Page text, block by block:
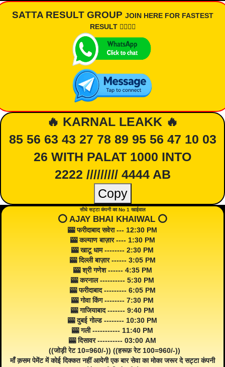
SATTA RESULT GROUP JOIN HERE FOR FASTEST
RESULT 👇🏾👇🏾
🔥 KARNAL LEAKK 🔥
85 56 63 43 27 78 89 95 56 47 10 03
26 WITH PALAT 1000 INTO
2222 ///////// 4444 AB
Copy
सीधे सट्टा कंपनी का No 1 खाईवाल
⭕️ AJAY BHAI KHAIWAL ⭕️
🎰 फरीदाबाद सवेरा --- 12:30 PM
🎰 कल्याण बाज़ार ---- 1:30 PM
🎰 खाटू धाम -------- 2:30 PM
🎰 दिल्ली बाज़ार ------ 3:05 PM
🎰 श्री गणेश ------ 4:35 PM
🎰 करनाल ---------- 5:30 PM
🎰 फरीदाबाद --------- 6:05 PM
🎰 गोवा किंग -------- 7:30 PM
🎰 गाजियाबाद ------- 9:40 PM
🎰 दुबई गोल्ड -------- 10:30 PM
🎰 गली ----------- 11:40 PM
🎰 दिसावर ---------- 03:00 AM
((जोड़ी रेट 10=960/-)) ((हरूफ़ रेट 100=960/-))
माँ क़सम पेमेंट में कोई दिक्कत नहीं आयेगी एक बार सेवा का मोका जरूर दे सट्टा कंपनी